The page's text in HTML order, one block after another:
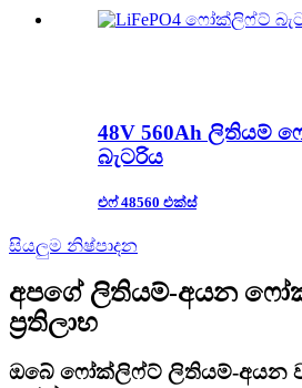
48V 560Ah ලිතියම්
බැටරිය
එෆ් 48560 එක්ස්
සියලුම නිෂ්පාදන
අපගේ ලිතියම්-අයන
ප්‍රතිලාභ
ඔබේ ෆෝක්ලිෆ්ට් ලිතියම්-අයන